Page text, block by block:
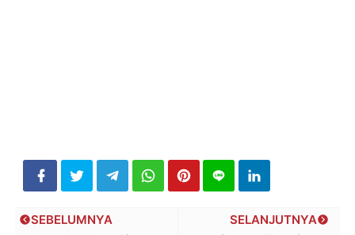
SELANJUTNYA
SEBELUMNYA